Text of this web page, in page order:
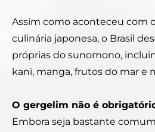
Assim como aconteceu com
culinária japonesa, o Brasil
próprias do sunomono,
kani, manga, frutos do mar e
O gergelim não é
Embora seja bastante